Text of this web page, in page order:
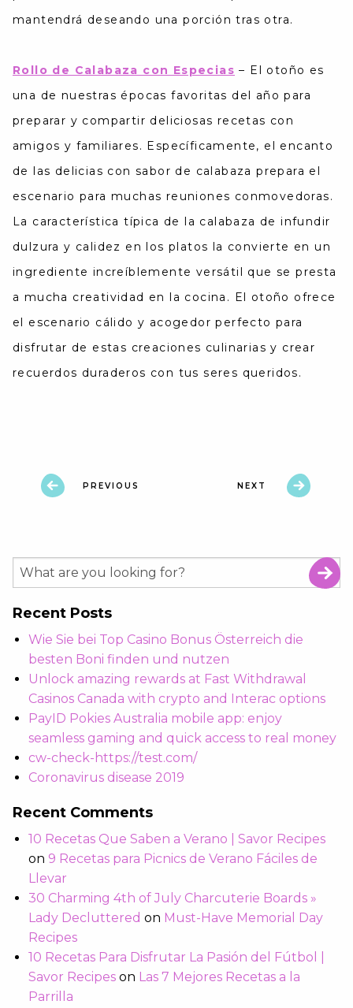
mantendrá deseando una porción tras otra.
Rollo de Calabaza con Especias – El otoño es
una de nuestras épocas favoritas del año para
preparar y compartir deliciosas recetas con
amigos y familiares. Específicamente, el encanto
de las delicias con sabor de calabaza prepara el
escenario para muchas reuniones conmovedoras.
La característica típica de la calabaza de infundir
dulzura y calidez en los platos la convierte en un
ingrediente increíblemente versátil que se presta
a mucha creatividad en la cocina. El otoño ofrece
el escenario cálido y acogedor perfecto para
disfrutar de estas creaciones culinarias y crear
recuerdos duraderos con tus seres queridos.
PREVIOUS NEXT
Recent Posts
Wie Sie bei Top Casino Bonus Österreich die
besten Boni finden und nutzen
Unlock amazing rewards at Fast Withdrawal
Casinos Canada with crypto and Interac options
PayID Pokies Australia mobile app: enjoy
seamless gaming and quick access to real money
cw-check-https://test.com/
Coronavirus disease 2019
Recent Comments
10 Recetas Que Saben a Verano | Savor Recipes
on 9 Recetas para Picnics de Verano Fáciles de
Llevar
30 Charming 4th of July Charcuterie Boards »
Lady Decluttered on Must-Have Memorial Day
Recipes
10 Recetas Para Disfrutar La Pasión del Fútbol |
Savor Recipes on Las 7 Mejores Recetas a la
Parrilla